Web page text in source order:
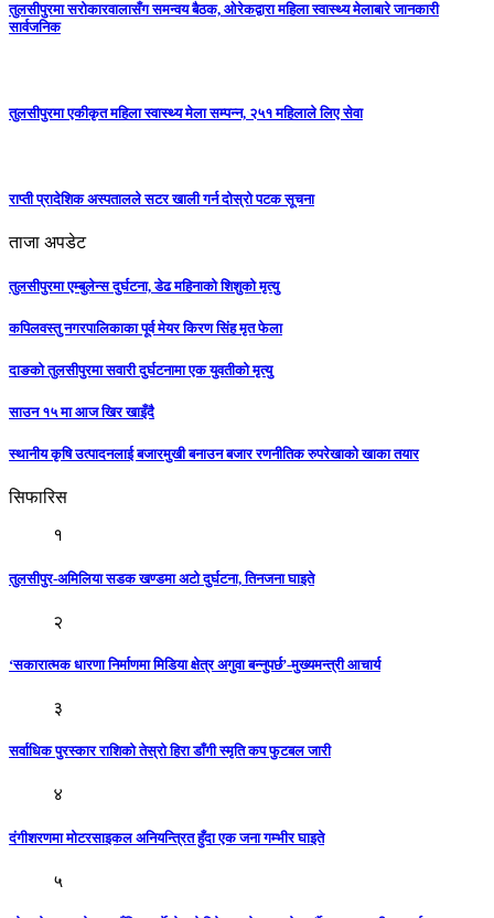
तुलसीपुरमा सरोकारवालासँग समन्वय बैठक, ओरेकद्वारा महिला स्वास्थ्य मेलाबारे जानकारी
सार्वजनिक
तुलसीपुरमा एकीकृत महिला स्वास्थ्य मेला सम्पन्न, २५१ महिलाले लिए सेवा
राप्ती प्रादेशिक अस्पतालले सटर खाली गर्न दोस्रो पटक सूचना
ताजा अपडेट
तुलसीपुरमा एम्बुलेन्स दुर्घटना, डेढ महिनाको शिशुको मृत्यु
कपिलवस्तु नगरपालिकाका पूर्व मेयर किरण सिंह मृत फेला
दाङको तुलसीपुरमा सवारी दुर्घटनामा एक युवतीको मृत्यु
साउन १५ मा आज खिर खाइँदै
स्थानीय कृषि उत्पादनलाई बजारमुखी बनाउन बजार रणनीतिक रुपरेखाको खाका तयार
सिफारिस
१
तुलसीपुर-अमिलिया सडक खण्डमा अटो दुर्घटना, तिनजना घाइते
२
‘सकारात्मक धारणा निर्माणमा मिडिया क्षेत्र अगुवा बन्नुपर्छ’-मुख्यमन्त्री आचार्य
३
सर्वाधिक पुरस्कार राशिको तेस्रो हिरा डाँगी स्मृति कप फुटबल जारी
४
दंगीशरणमा मोटरसाइकल अनियन्त्रित हुँदा एक जना गम्भीर घाइते
५